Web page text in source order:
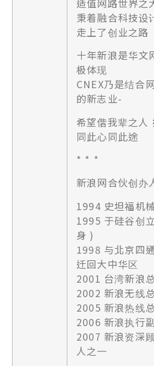
适值网路世界之
秉着融合科技设
走上了创业之路
十年新浪是华文
极体现
CNEX乃是结合
的新志业-
希望偕我辈之人
同此心同此途
* * *
新浪网合伙创办
1994 史坦福机
1995 于硅谷创
身 )
1998 与北京四
迁回大中华区
2001 台湾新浪
2002 新浪无线
2005 新浪热线
2006 新浪执行
2007 新浪资深
人之一